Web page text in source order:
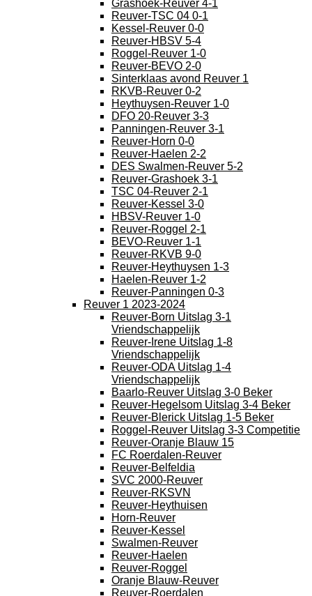
Grashoek-Reuver 4-1
Reuver-TSC 04 0-1
Kessel-Reuver 0-0
Reuver-HBSV 5-4
Roggel-Reuver 1-0
Reuver-BEVO 2-0
Sinterklaas avond Reuver 1
RKVB-Reuver 0-2
Heythuysen-Reuver 1-0
DFO 20-Reuver 3-3
Panningen-Reuver 3-1
Reuver-Horn 0-0
Reuver-Haelen 2-2
DES Swalmen-Reuver 5-2
Reuver-Grashoek 3-1
TSC 04-Reuver 2-1
Reuver-Kessel 3-0
HBSV-Reuver 1-0
Reuver-Roggel 2-1
BEVO-Reuver 1-1
Reuver-RKVB 9-0
Reuver-Heythuysen 1-3
Haelen-Reuver 1-2
Reuver-Panningen 0-3
Reuver 1 2023-2024
Reuver-Born Uitslag 3-1
Vriendschappelijk
Reuver-Irene Uitslag 1-8
Vriendschappelijk
Reuver-ODA Uitslag 1-4
Vriendschappelijk
Baarlo-Reuver Uitslag 3-0 Beker
Reuver-Hegelsom Uitslag 3-4 Beker
Reuver-Blerick Uitslag 1-5 Beker
Roggel-Reuver Uitslag 3-3 Competitie
Reuver-Oranje Blauw 15
FC Roerdalen-Reuver
Reuver-Belfeldia
SVC 2000-Reuver
Reuver-RKSVN
Reuver-Heythuisen
Horn-Reuver
Reuver-Kessel
Swalmen-Reuver
Reuver-Haelen
Reuver-Roggel
Oranje Blauw-Reuver
Reuver-Roerdalen